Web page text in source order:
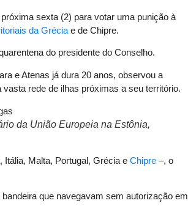
sexta (2) para votar uma punição à
da Grécia e de Chipre.
do presidente do Conselho.
e Atenas já dura 20 anos, observou a
rede de ilhas próximas a seu território.
da União Europeia na Estônia,
Itália, Malta, Portugal, Grécia e Chipre –, o
que navegavam sem autorização em